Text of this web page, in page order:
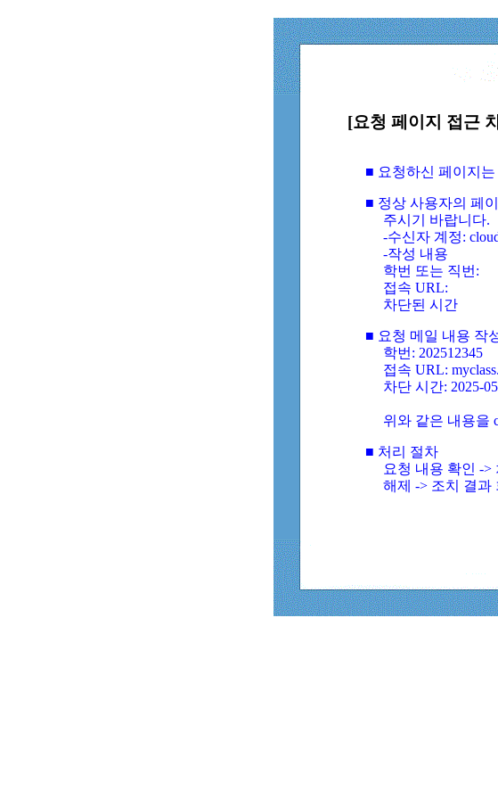
[요청 페이지 접근
■ 요청하신 페이지
■ 정상 사용자의 페
주시기 바랍니다.
-수신자 계정:
-작성 내용
학번 또는 직번:
접속 URL:
차단된 시간
■ 요청 메일 내용 작
학번: 202512345
접속 URL:
차단 시간: 2025-
위와 같은 내용을
■ 처리 절차
요청 내용 확인 -
해제 -> 조치 결과